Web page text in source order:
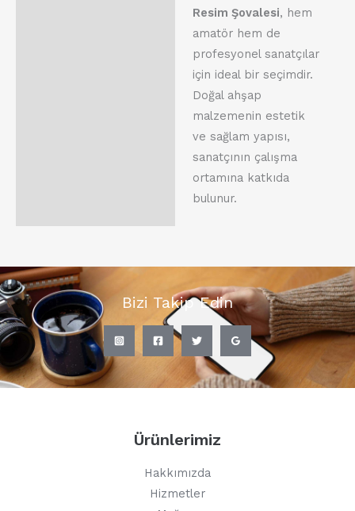
Resim Şovalesi, hem
amatör hem de
profesyonel sanatçılar
için ideal bir seçimdir.
Doğal ahşap
malzemenin estetik
ve sağlam yapısı,
sanatçının çalışma
ortamına katkıda
bulunur.
Bizi Takip Edin
Ürünlerimiz
Hakkımızda
Hizmetler